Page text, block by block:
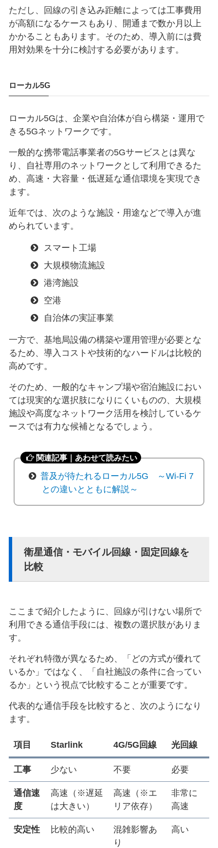
ただし、回線の引き込み距離によっては工事費用
が高額になるケースもあり、開通まで数か月以上
かかることもあります。そのため、導入前には費
用対効果を十分に検討する必要があります。
ローカル5G
ローカル5Gは、企業や自治体が自ら構築・運用で
きる5Gネットワークです。
一般的な携帯電話事業者の5Gサービスとは異な
り、自社専用のネットワークとして利用できるた
め、高速・大容量・低遅延な通信環境を実現でき
ます。
近年では、次のような施設・用途などで導入が進
められています。
スマート工場
大規模物流施設
港湾施設
空港
自治体の実証事業
一方で、基地局設備の構築や運用管理が必要とな
るため、導入コストや技術的なハードルは比較的
高めです。
そのため、一般的なキャンプ場や宿泊施設におい
ては現実的な選択肢になりにくいものの、大規模
施設や高度なネットワーク活用を検討しているケ
ースでは有力な候補となるでしょう。
関連記事｜あわせて読みたい
普及が待たれるローカル5G ～Wi-Fi 7
との違いとともに解説～
衛星通信・モバイル回線・固定回線を
比較
ここまで紹介したように、回線が引けない場所で
利用できる通信手段には、複数の選択肢がありま
す。
それぞれ特徴が異なるため、「どの方式が優れて
いるか」ではなく、「自社施設の条件に合ってい
るか」という視点で比較することが重要です。
代表的な通信手段を比較すると、次のようになり
ます。
項目 Starlink 4G/5G回線 光回線
工事 少ない 不要 必要
通信速
度
高速（※遅延
は大きい）
高速（※エ
リア依存）
非常に
高速
安定性 比較的高い
混雑影響あ
り
高い